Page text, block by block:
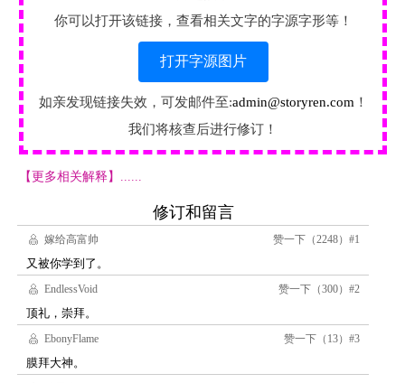
你可以打开该链接，查看相关文字的字源字形等！
打开字源图片
如亲发现链接失效，可发邮件至:admin@storyren.com ！
我们将核查后进行修订！
【更多相关解释】......